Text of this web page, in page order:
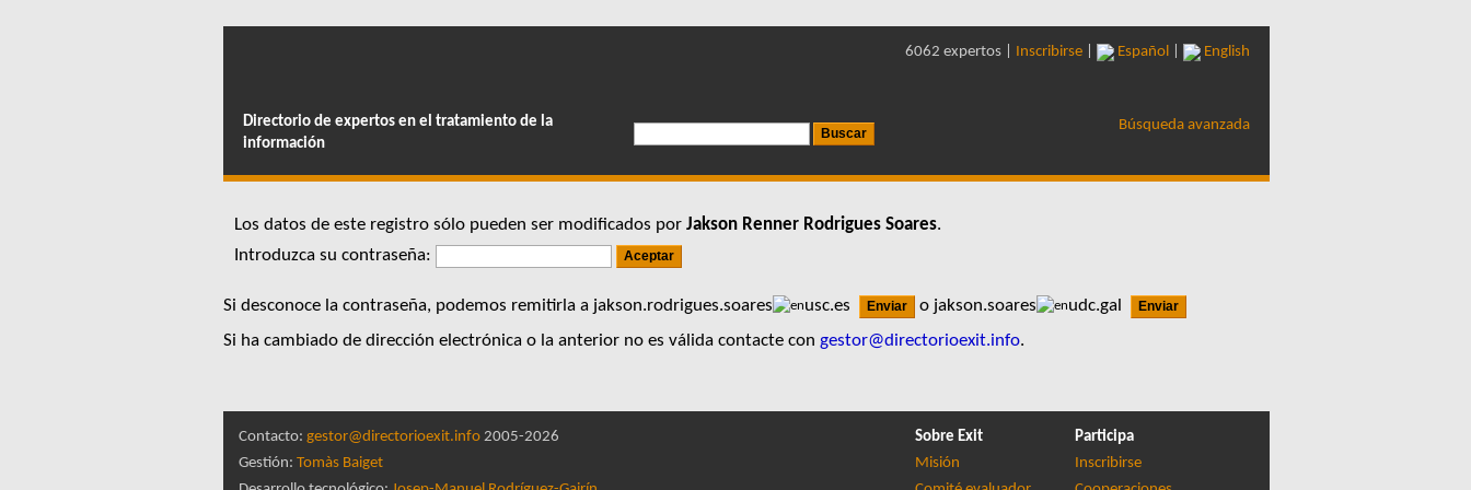
Directorio de expertos en el tratamiento de la
información
6062 expertos | Inscribirse Español English
Búsqueda avanzada
Los datos de este registro sólo pueden ser modificados por Jakson Renner Rodrigues Soares.
Introduzca su contraseña:
Si desconoce la contraseña, podemos remitirla a jakson.rodrigues.soares usc.es o jakson.soares
udc.gal
Si ha cambiado de dirección electrónica o la anterior no es válida contacte con gestor@directorioexit.info.
Contacto: gestor@directorioexit.info 2005-2026
Gestión: Tomàs Baiget
Sobre Exit
Misión
Participa
Inscribirse